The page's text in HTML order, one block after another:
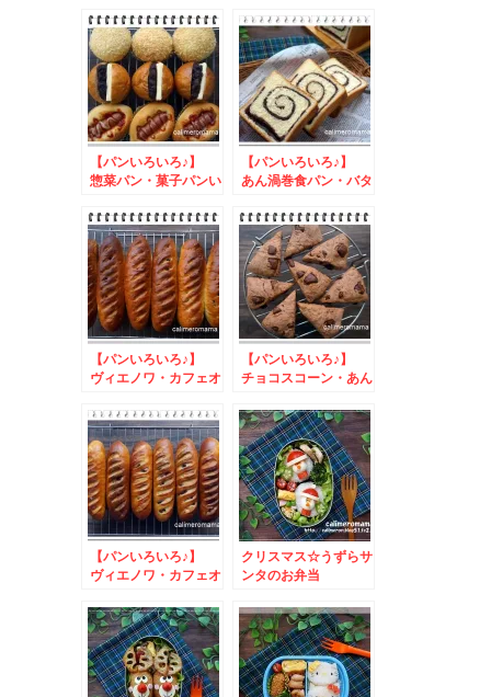
【パンいろいろ♪】
惣菜パン・菓子パンい
【パンいろいろ♪】
あん渦巻食パン・バタ
シリアル
【パンいろいろ♪】
ヴィエノワ・カフェオ
【パンいろいろ♪】
チョコスコーン・あん
【パンいろいろ♪】
ヴィエノワ・カフェオ
クリスマス☆うずらサ
ンタのお弁当